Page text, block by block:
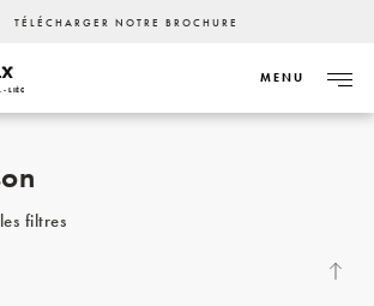
TÉLÉCHARGER NOTRE BROCHURE
LIÈGE
MENU
filtres